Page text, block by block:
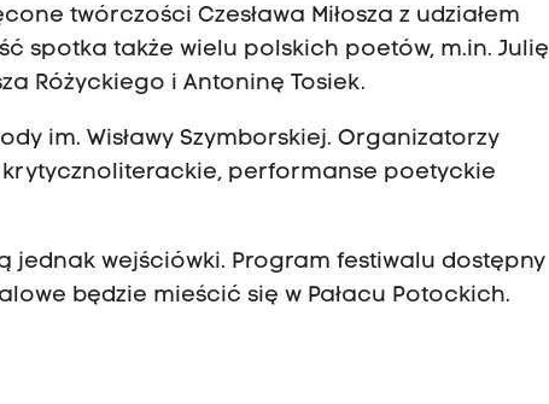
twórczości Czesława Miłosza z udziałem
spotka także wielu polskich poetów, m.in. Julię
Różyckiego i Antoninę Tosiek.
im. Wisławy Szymborskiej. Organizatorzy
performanse poetyckie
jednak wejściówki. Program festiwalu dostępny
będzie mieścić się w Pałacu Potockich.